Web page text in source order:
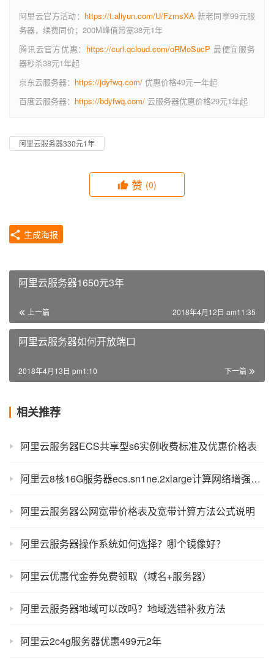
阿里云官方活动： https://t.aliyun.com/U/FzmsXA 新老同享99元服
务器，续费同价；200M峰值带宽38元1年
腾讯云官方优惠： https://curl.qcloud.com/oRMoSucP 最便宜服务
器秒杀38元1年起
京东云服务器： https://jdyfwq.com/ 优惠价格49元一年起
百度云服务器： https://bdyfwq.com/ 云服务器优惠价格29元1年起
阿里云服务器330元1年
赞 (0)
生成海报
阿里云服务器1650元3年
上一篇 2018年4月12日 am11:35
阿里云服务器如何开放端口
下一篇
2018年4月13日 pm1:10
相关推荐
阿里云服务器ECS共享型s6实例收费标准及优惠价格表
阿里云8核16G服务器ecs.sn1ne.2xlarge计算网络增强型优惠
阿里云服务器公网宽带价格表及宽带计算方法公式说明
阿里云服务器操作系统如何选择？哪个镜像好？
阿里云优惠代金券免费领取（域名+服务器）
阿里云服务器地域可以改吗？地域选错补救方法
阿里云2c4g服务器优惠499元2年